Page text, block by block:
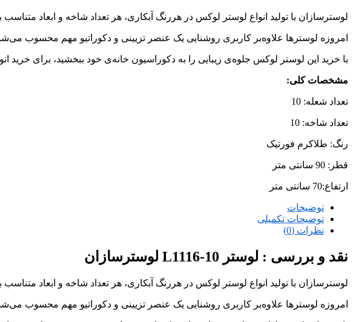
لوسترسازان با تولید انواع لوستر لوکس در هررنگ آبکاری، هر تعداد شاخه و ابعاد
امروزه لوسترها علاوه‌بر کاربری روشنایی یک عنصر تزیینی و دکوراتیو مهم محسوب
با خرید این لوستر لوکس جلوه‌ی زیبایی را به دکوراسیون خانه‌ی خود ببخشید، برای خرید
مشخصات کلی:
تعداد شعله: 10
تعداد شاخه: 10
رنگ: طلاکرم فورتیک
قطر: 90 سانتی متر
ارتفاع:70 سانتی متر
توضیحات
توضیحات تکمیلی
نظرات (0)
نقد و بررسی : لوستر L1116-10 لوسترسازان
لوسترسازان با تولید انواع لوستر لوکس در هررنگ آبکاری، هر تعداد شاخه و ابعاد
امروزه لوسترها علاوه‌بر کاربری روشنایی یک عنصر تزیینی و دکوراتیو مهم محسوب